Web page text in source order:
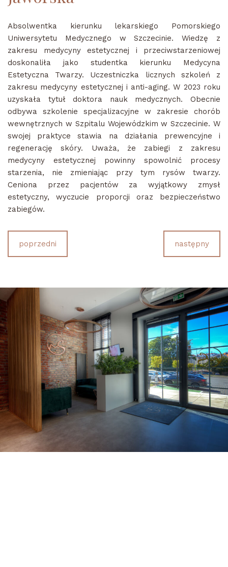
Absolwentka kierunku lekarskiego Pomorskiego
Uniwersytetu Medycznego w Szczecinie. Wiedzę z
zakresu medycyny estetycznej i przeciwstarzeniowej
doskonaliła jako studentka kierunku Medycyna
Estetyczna Twarzy. Uczestniczka licznych szkoleń z
zakresu medycyny estetycznej i anti-aging. W 2023 roku
uzyskała tytuł doktora nauk medycznych. Obecnie
odbywa szkolenie specjalizacyjne w zakresie chorób
wewnętrznych w Szpitalu Wojewódzkim w Szczecinie. W
swojej praktyce stawia na działania prewencyjne i
regenerację skóry. Uważa, że zabiegi z zakresu
medycyny estetycznej powinny spowolnić procesy
starzenia, nie zmieniając przy tym rysów twarzy.
Ceniona przez pacjentów za wyjątkowy zmysł
estetyczny, wyczucie proporcji oraz bezpieczeństwo
zabiegów.
poprzedni następny